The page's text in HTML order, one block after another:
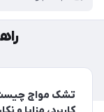
تجهیزات پزشکی معین
تشک مواج